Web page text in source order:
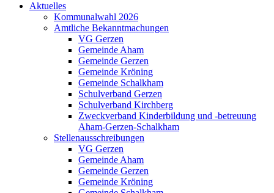
Aktuelles
Kommunalwahl 2026
Amtliche Bekanntmachungen
VG Gerzen
Gemeinde Aham
Gemeinde Gerzen
Gemeinde Kröning
Gemeinde Schalkham
Schulverband Gerzen
Schulverband Kirchberg
Zweckverband Kinderbildung und -betreuung
Aham-Gerzen-Schalkham
Stellenausschreibungen
VG Gerzen
Gemeinde Aham
Gemeinde Gerzen
Gemeinde Kröning